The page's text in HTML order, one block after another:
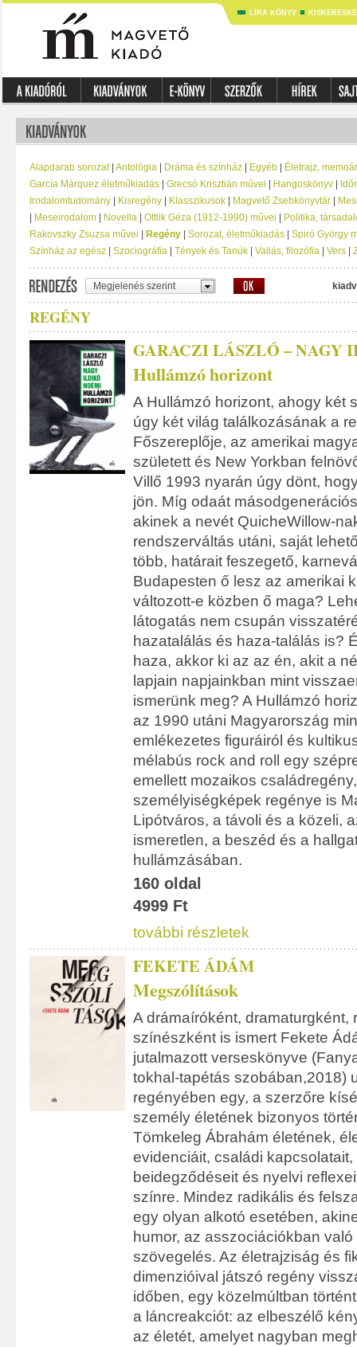
LÍRA KÖNYV
Alapdarab sorozat| Antológia Dráma és színház Egyéb
Életrajz, memoár
García Márquez életműkiadás
Grecsó Krisztián művei Hangoskönyv
Irodalomtudomány
Kisregény Klasszikusok Magvető Zsebkönyvtár
Meseirodalom Novella Ottlik Géza (1912-1990) művei
Politika,
Rakovszky Zsuzsa művei
Regény Sorozat, életműkiadás
Spiró György
Színház az egész
Szociográfia Tények és Tanúk Vallás, filozófia Vers
Megjelenés szerint
REGÉNY
GARACZI LÁSZLÓ – NAGY
Hullámzó horizont
A Hullámzó horizont, ahogy két
úgy két világ találkozásának a
Főszereplője, az amerikai
született és New Yorkban
Villő 1993 nyarán úgy dönt,
jön. Míg odaát
akinek a nevét QuicheWillow-
rendszerváltás utáni, saját
több, határait feszegető,
Budapesten ő lesz az amerikai
változott-e közben ő maga?
látogatás nem csupán
hazatalálás és haza-találás is?
haza, akkor ki az az én, akit a
lapjain napjainkban mint
ismerünk meg? A Hullámzó
az 1990 utáni Magyarország
emlékezetes figuráiról és
mélabús rock and roll egy
emellett mozaikos
személyiségképek regénye is
Lipótváros, a távoli és a közeli,
ismeretlen, a beszéd és a
hullámzásában.
160 oldal
4999 Ft
további részletek
FEKETE ÁDÁM
Megszólítások
A drámaíróként, dramaturgként,
színészként is ismert Fekete
jutalmazott verseskönyve
tokhal-tapétás szobában,2018)
regényében egy, a szerzőre
személy életének bizonyos
Tömkeleg Ábrahám életének,
evidenciáit, családi kapcsolatait,
beidegződéseit és nyelvi
színre. Mindez radikális és
egy olyan alkotó esetében,
humor, az asszociációkban
szövegelés. Az életrajziság és
dimenzióival játszó regény
időben, egy közelmúltban
a láncreakciót: az elbeszélő
az életét, amelyet nagyban